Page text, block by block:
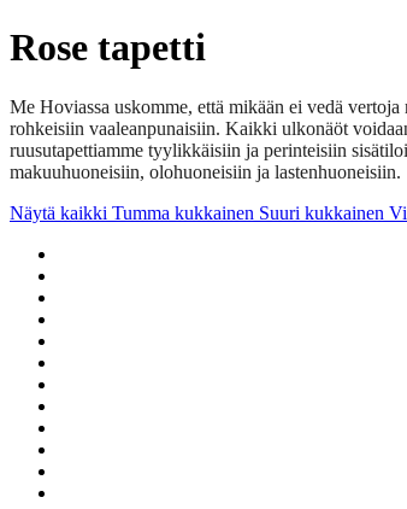
Rose tapetti
Me Hoviassa uskomme, että mikään ei vedä
rohkeisiin vaaleanpunaisiin. Kaikki ulkonäöt
ruusutapettiamme tyylikkäisiin ja perinteisiin
makuuhuoneisiin, olohuoneisiin ja lastenhuoneisiin.
Näytä kaikki Tumma kukkainen Suuri kukkainen